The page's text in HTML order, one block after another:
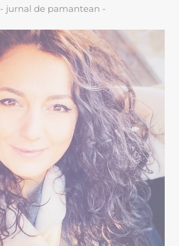
- jurnal de pamantean -